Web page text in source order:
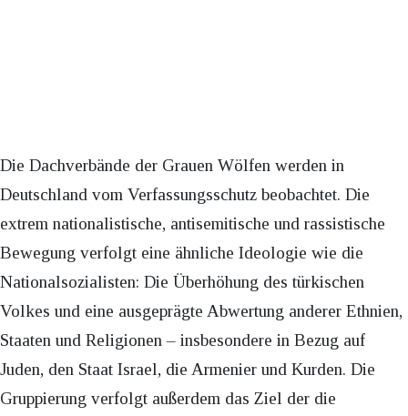
Die Dachverbände der Grauen Wölfen werden in
Deutschland vom Verfassungsschutz beobachtet. Die
extrem nationalistische, antisemitische und rassistische
Bewegung verfolgt eine ähnliche Ideologie wie die
Nationalsozialisten: Die Überhöhung des türkischen
Volkes und eine ausgeprägte Abwertung anderer Ethnien,
Staaten und Religionen – insbesondere in Bezug auf
Juden, den Staat Israel, die Armenier und Kurden. Die
Gruppierung verfolgt außerdem das Ziel der die